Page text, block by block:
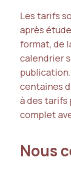
Les tarifs
après
format, de
calendrier
centaines
à des tarifs
complet
Nous